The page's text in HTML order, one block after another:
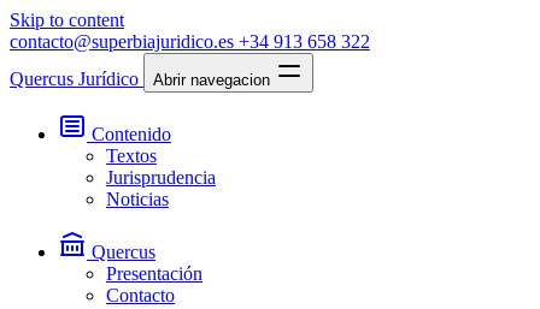
Skip to content
contacto@superbiajuridico.es +34 913 658 322
Quercus Jurídico
Abrir navegacion
Contenido
Textos
Jurisprudencia
Noticias
Quercus
Presentación
Contacto